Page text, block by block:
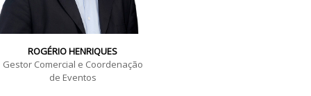
ROGÉRIO HENRIQUES
Gestor Comercial e Coordenação
de Eventos